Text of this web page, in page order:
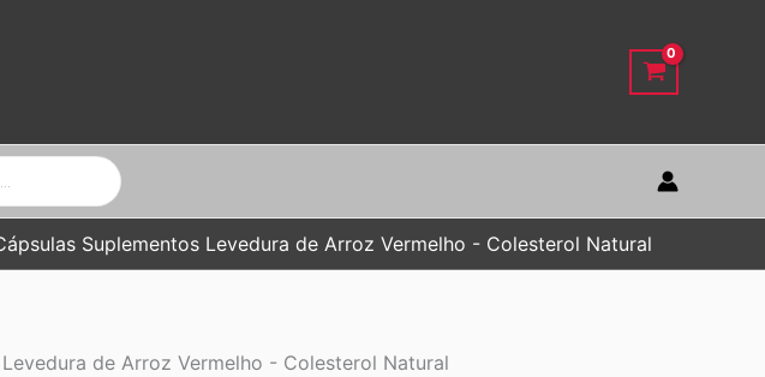
Suplementos Levedura de Arroz Vermelho - Colesterol Natural
de Arroz Vermelho - Colesterol Natural